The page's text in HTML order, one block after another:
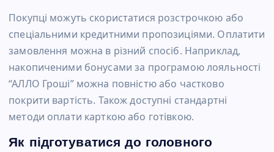
Покупці можуть скористатися розстрочкою або
спеціальними кредитними пропозиціями. Оплатити
замовлення можна в різний спосіб. Наприклад,
накопиченими бонусами за програмою лояльності
“АЛЛО Гроші” можна повністю або частково
покрити вартість. Також доступні стандартні
методи оплати карткою або готівкою.
Як підготуватися до головного